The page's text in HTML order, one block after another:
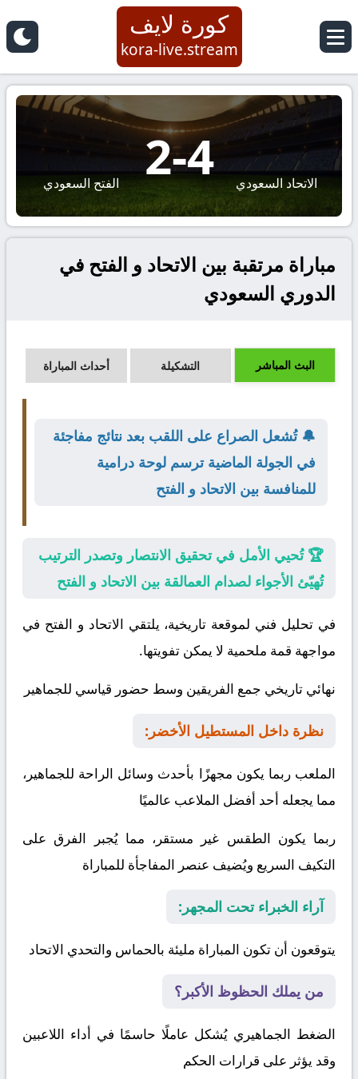
كورة لايف
kora-live.stream
الاتحاد السعودي 4
-
2 الفتح السعودي
مباراة مرتقبة بين الاتحاد و الفتح في
الدوري السعودي
البث المباشر التشكيلة أحداث المباراة
🔔 تُشعل الصراع على اللقب بعد نتائج مفاجئة
في الجولة الماضية ترسم لوحة درامية
للمنافسة بين الاتحاد و الفتح
🏆 تُحيي الأمل في تحقيق الانتصار وتصدر الترتيب
تُهيّئ الأجواء لصدام العمالقة بين الاتحاد و الفتح
في تحليل فني لموقعة تاريخية، يلتقي الاتحاد و الفتح في
مواجهة قمة ملحمية لا يمكن تفويتها.
نهائي تاريخي جمع الفريقين وسط حضور قياسي للجماهير
نظرة داخل المستطيل الأخضر:
الملعب ربما يكون مجهزًا بأحدث وسائل الراحة للجماهير،
مما يجعله أحد أفضل الملاعب عالميًا
ربما يكون الطقس غير مستقر، مما يُجبر الفرق على
التكيف السريع ويُضيف عنصر المفاجأة للمباراة
آراء الخبراء تحت المجهر:
يتوقعون أن تكون المباراة مليئة بالحماس والتحدي الاتحاد
من يملك الحظوظ الأكبر؟
الضغط الجماهيري يُشكل عاملًا حاسمًا في أداء اللاعبين
وقد يؤثر على قرارات الحكم